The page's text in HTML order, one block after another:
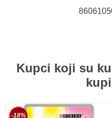
Kupci koji su
-18%